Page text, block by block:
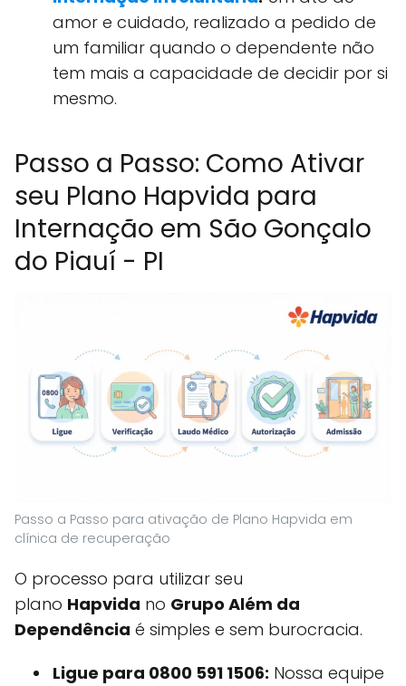
amor e cuidado, realizado a pedido de
um familiar quando o dependente não
tem mais a capacidade de decidir por si
mesmo.
Passo a Passo: Como Ativar
seu Plano Hapvida para
Internação em São Gonçalo
do Piauí - PI
Passo a Passo para ativação de Plano Hapvida em
clínica de recuperação
O processo para utilizar seu
plano Hapvida no Grupo Além da
Dependência é simples e sem burocracia.
Ligue para 0800 591 1506: Nossa equipe